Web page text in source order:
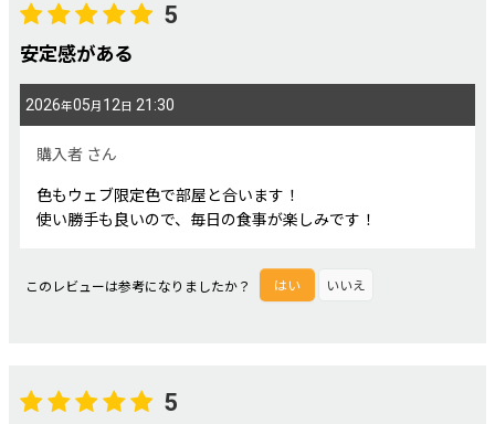
5
安定感がある
2026年05月 12日 21:30
購入者 さん
色もウェブ限定色で部屋と合います！
使い勝手も良いので、毎日の食事が楽しみです！
このレビューは参考になりましたか？ はい いいえ
5